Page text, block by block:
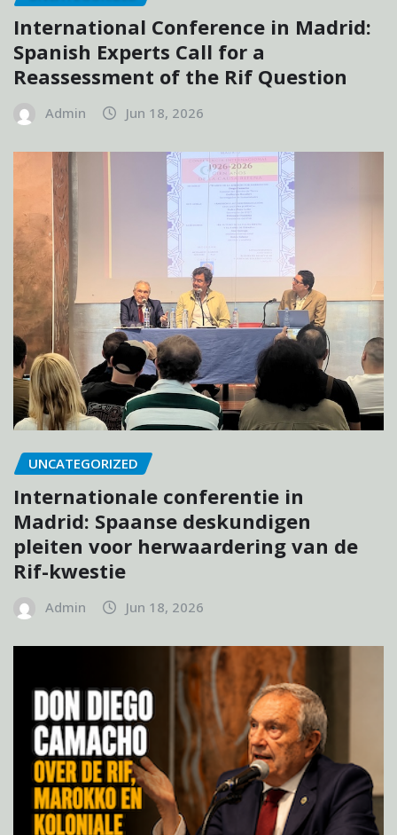
International Conference in Madrid:
Spanish Experts Call for a
Reassessment of the Rif Question
Admin Jun 18, 2026
UNCATEGORIZED
Internationale conferentie in
Madrid: Spaanse deskundigen
pleiten voor herwaardering van de
Rif-kwestie
Admin Jun 18, 2026